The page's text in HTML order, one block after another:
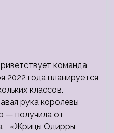
команда
2022 года планируется
классов.
рука королевы
— получила от
«Жрицы Одирры